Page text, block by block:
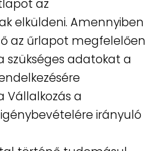
az
elküldeni. Amennyiben
az űrlapot megfelelően
szükséges adatokat a
Vállalkozás a
irányuló